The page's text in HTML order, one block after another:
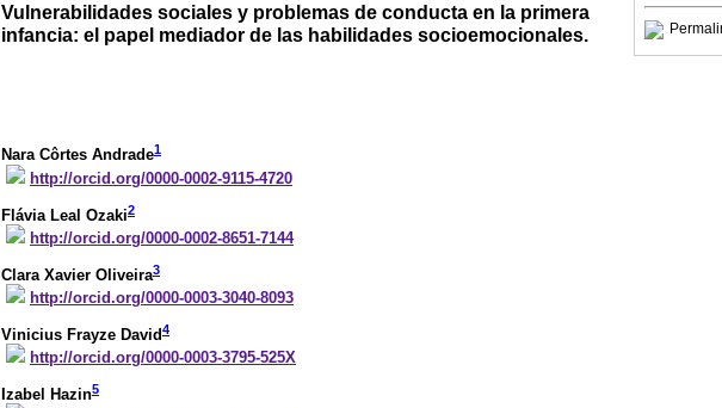
Vulnerabilidades sociales y problemas de conducta en la primera
infancia: el papel mediador de las habilidades socioemocionales.
Nara Côrtes Andrade1
http://orcid.org/0000-0002-9115-4720
Flávia Leal Ozaki2
http://orcid.org/0000-0002-8651-7144
Clara Xavier Oliveira3
http://orcid.org/0000-0003-3040-8093
Vinicius Frayze David4
http://orcid.org/0000-0003-3795-525X
Izabel Hazin5